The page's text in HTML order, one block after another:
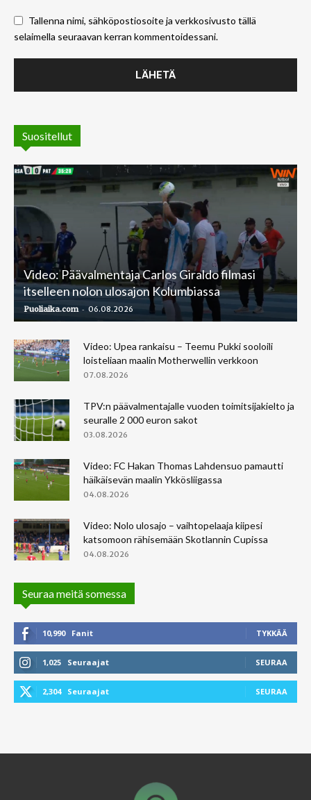
Tallenna nimi, sähköpostiosoite ja verkkosivusto tällä
selaimella seuraavan kerran kommentoidessani.
Suositellut
Video: Päävalmentaja Carlos Giraldo filmasi
itselleen nolon ulosajon Kolumbiassa
Puoliaika.com - 06.08.2026
Video: Upea rankaisu – Teemu Pukki sooloili
loisteliaan maalin Motherwellin verkkoon
07.08.2026
TPV:n päävalmentajalle vuoden toimitsijakielto ja
seuralle 2 000 euron sakot
03.08.2026
Video: FC Hakan Thomas Lahdensuo pamautti
häikäisevän maalin Ykkösliigassa
04.08.2026
Video: Nolo ulosajo – vaihtopelaaja kiipesi
katsomoon rähisemään Skotlannin Cupissa
04.08.2026
Seuraa meitä somessa
10,990 Fanit TYKKÄÄ
1,025 Seuraajat SEURAA
2,304 Seuraajat SEURAA